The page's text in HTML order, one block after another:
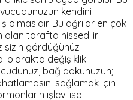
kendini
Bu ağrılar en çok
olan tarafta hissedilir.
sizin gördüğünüz
olarakta değişiklik
bağ dokunuzun;
sağlamak için
işlevi ise